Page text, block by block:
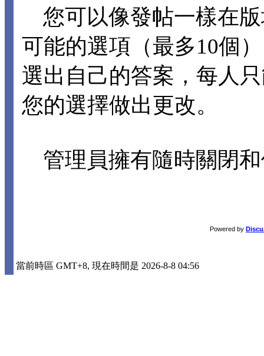
您可以像發帖一樣在
可能的選項（最多10個
選出自己的答案，每人
您的選擇做出更改。
管理員擁有隨時關閉
Powered by
當前時區 GMT+8, 現在時間是 2026-8-8 04:56